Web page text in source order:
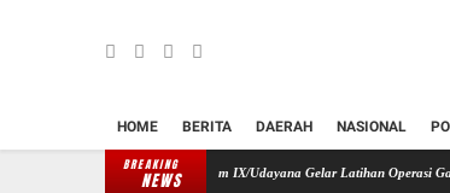
HOME BERITA DAERAH NASIONAL
BREAKING
NEWS
Cepat Bencana, Kodam IX/Udayana Gelar Latihan Operasi Gabungan TNI